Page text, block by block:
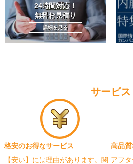
24時間対応！
無料お見積り
詳細を見る
サービス
格安のお得なサービス
【安い】には理由があります。関
高品質
アフ